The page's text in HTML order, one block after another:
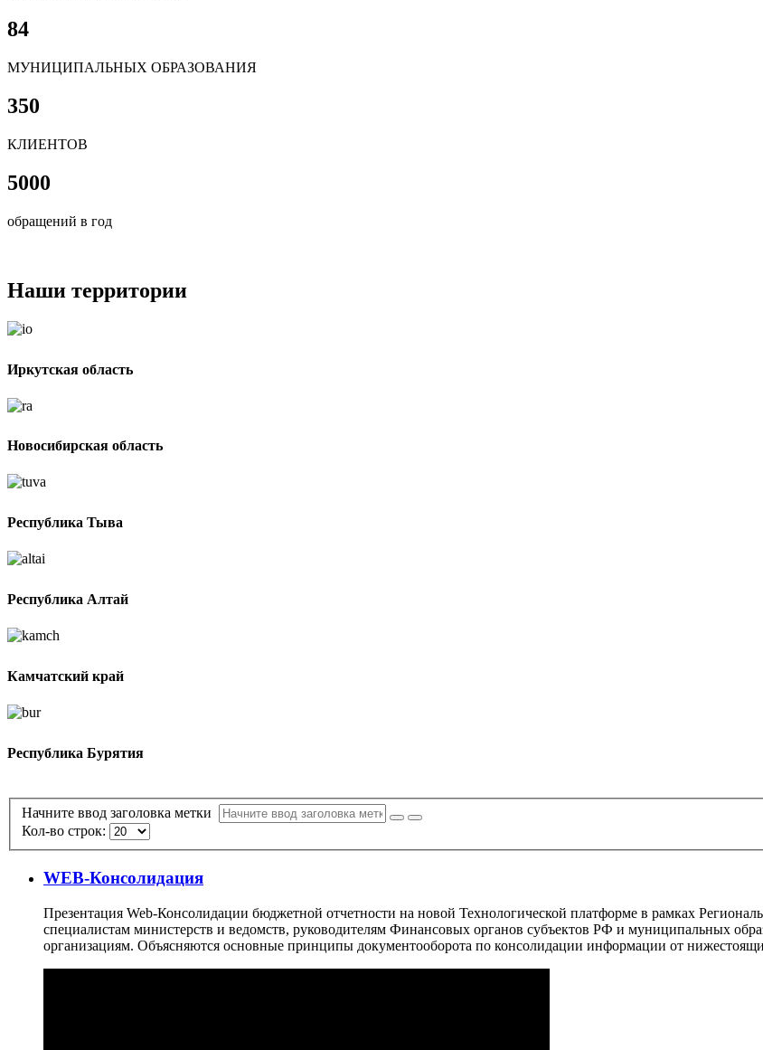
84
МУНИЦИПАЛЬНЫХ ОБРАЗОВАНИЯ
350
КЛИЕНТОВ
5000
обращений в год
Наши территории
Иркутская область
Новосибирская область
Республика Тыва
Республика Алтай
Камчатский край
Республика Бурятия
Начните ввод заголовка метки
Кол-во строк:
WEB-Консолидация
Презентация Web-Консолидации бюджетной отчетности на новой Технологической платформе в рамках
специалистам министерств и ведомств, руководителям Финансовых органов субъектов РФ и муниципальных
организациям. Объясняются основные принципы документооборота по консолидации информации от